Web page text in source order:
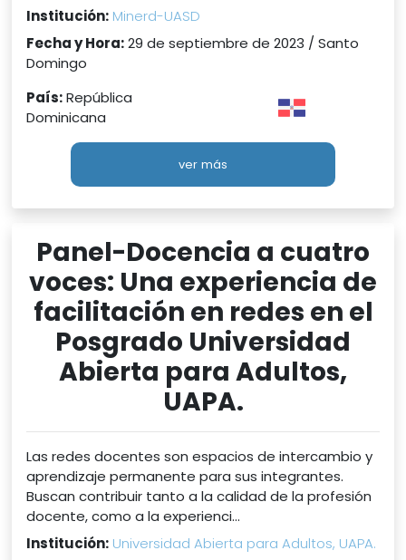
Institución: Minerd-UASD
Fecha y Hora:29 de septiembre de 2023 / Santo
Domingo
País:República
Dominicana
ver más
Panel-Docencia a cuatro
voces: Una experiencia de
facilitación en redes en el
Posgrado Universidad
Abierta para Adultos,
UAPA.
Las redes docentes son espacios de intercambio y
aprendizaje permanente para sus integrantes.
Buscan contribuir tanto a la calidad de la profesión
docente, como a la experienci...
Institución: Universidad Abierta para Adultos, UAPA.